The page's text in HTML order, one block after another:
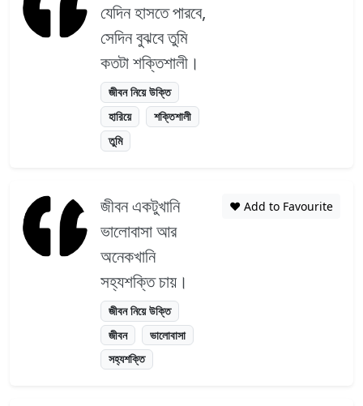
যেদিন হাসতে পারবে,
সেদিন বুঝবে তুমি
কতটা শক্তিশালী।
জীবন নিয়ে উক্তি
হারিয়ে
শক্তিশালী
তুমি
জীবন একটুখানি
ভালোবাসা আর
অনেকখানি
সহ্যশক্তি চায়।
জীবন নিয়ে উক্তি
জীবন
ভালোবাসা
সহ্যশক্তি
❤️ Add to Favourite